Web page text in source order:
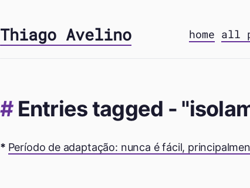
Thiago Avelino home all
Entries tagged -
Período de adaptação: nunca é fácil,